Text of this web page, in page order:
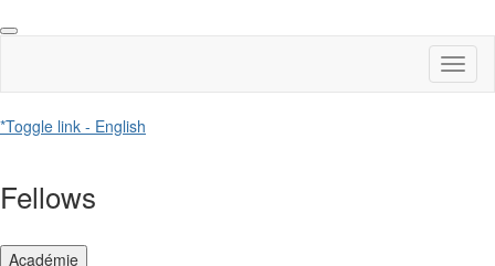
*Toggle link - English
Fellows
Académie